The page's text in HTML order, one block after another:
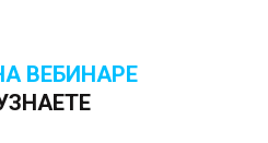
ВЕБИНАРЕ